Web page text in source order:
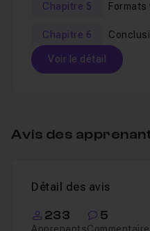
Pour en apprendre plus
PAO, découvrez
la
outils Adobe
Chapitre 5 Formats
Chapitre 6
Voir le détail
Leçon 1 Introduction
Leçon 2 Avant-propos
Avis des
Détail des avis
233 5